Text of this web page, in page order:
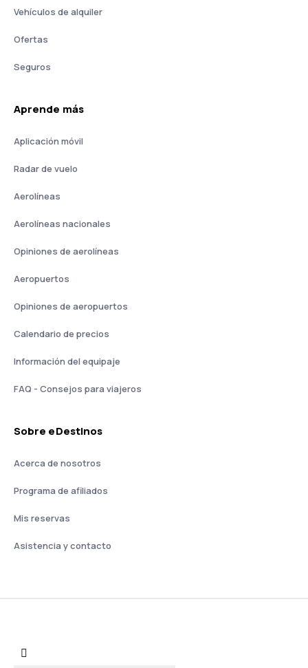
Vehículos de alquiler
Ofertas
Seguros
Aprende más
Aplicación móvil
Radar de vuelo
Aerolíneas
Aerolíneas nacionales
Opiniones de aerolíneas
Aeropuertos
Opiniones de aeropuertos
Calendario de precios
Información del equipaje
FAQ - Consejos para viajeros
Sobre eDestinos
Acerca de nosotros
Programa de afiliados
Mis reservas
Asistencia y contacto